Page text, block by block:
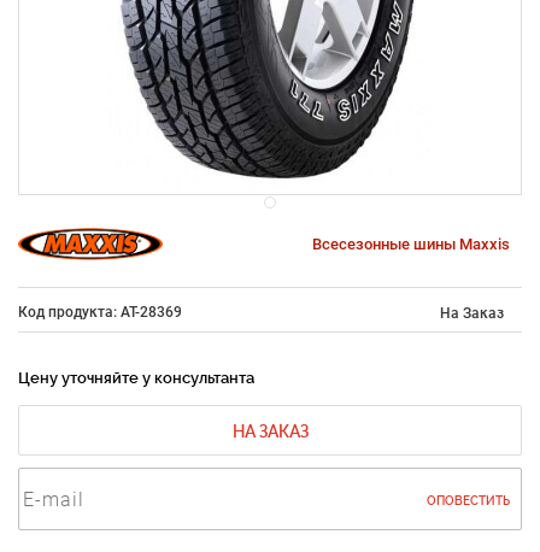
Всесезонные шины Maxxis
Код продукта: AT-28369 На Заказ
Цену уточняйте у консультанта
НА ЗАКАЗ
ОПОВЕСТИТЬ